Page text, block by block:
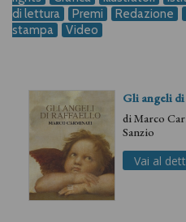
di lettura
Premi Redazione
stampa
Video
Gli angeli
diMarco
Sanzio
Vai al